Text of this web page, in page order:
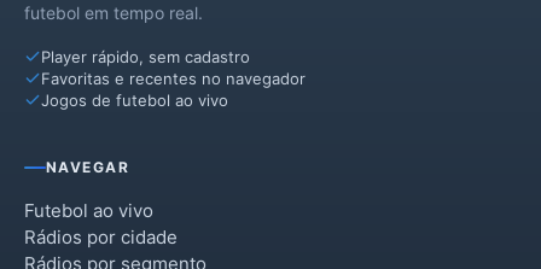
Palmitinho
Redentora
São Martinho
Sede Nova
Tiradentes do Sul
Três Passos
futebol em tempo real.
Player rápido, sem cadastro
Favoritas e recentes no navegador
Jogos de futebol ao vivo
NAVEGAR
Futebol ao vivo
Rádios por cidade
Rádios por segmento